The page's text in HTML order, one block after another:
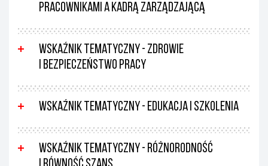
pracownikami a kadrą zarządzającą
Wskaźnik tematyczny - Zdrowie
i bezpieczeństwo pracy
Wskaźnik tematyczny - Edukacja i szkolenia
Wskaźnik tematyczny - Różnorodność